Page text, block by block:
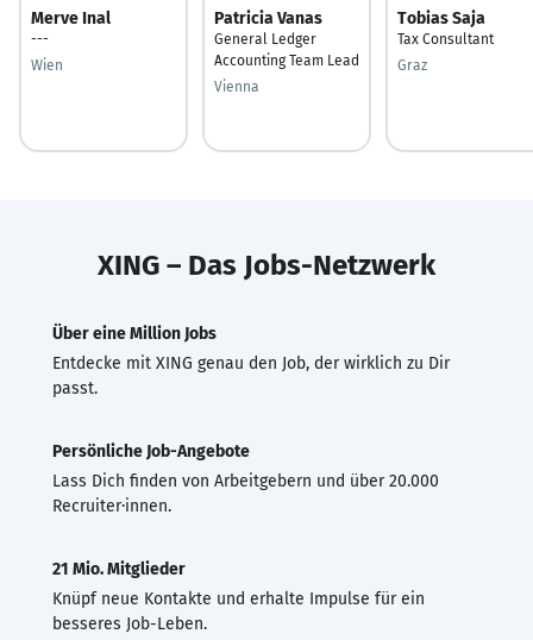
Merve Inal
---
Wien
Patricia Vanas
General Ledger
Accounting Team Lead
Vienna
Tobias Saja
Tax Consultant
Graz
XING – Das Jobs-Netzwerk
Über eine Million Jobs
Entdecke mit XING genau den Job, der wirklich zu Dir
passt.
Persönliche Job-Angebote
Lass Dich finden von Arbeitgebern und über 20.000
Recruiter·innen.
21 Mio. Mitglieder
Knüpf neue Kontakte und erhalte Impulse für ein
besseres Job-Leben.